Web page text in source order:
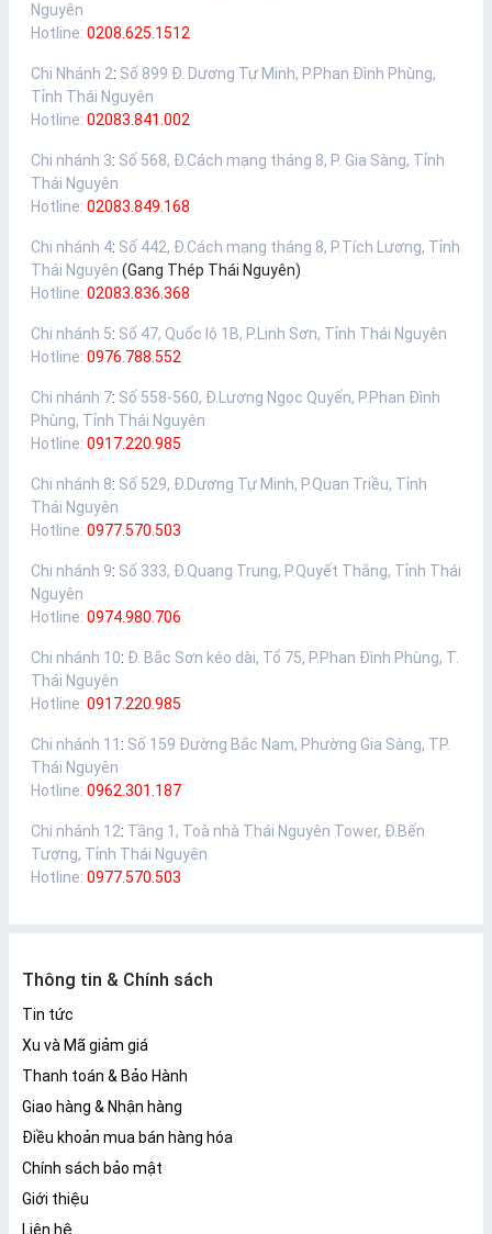
Nguyên
Hotline: 0208.625.1512
Chi Nhánh 2: Số 899 Đ. Dương Tự Minh, P.Phan Đình Phùng,
Tỉnh Thái Nguyên
Hotline: 02083.841.002
Chi nhánh 3: Số 568, Đ.Cách mạng tháng 8, P. Gia Sàng, Tỉnh
Thái Nguyên
Hotline: 02083.849.168
Chi nhánh 4: Số 442, Đ.Cách mạng tháng 8, P.Tích Lương, Tỉnh
Thái Nguyên (Gang Thép Thái Nguyên)
Hotline: 02083.836.368
Chi nhánh 5: Số 47, Quốc lộ 1B, P.Linh Sơn, Tỉnh Thái Nguyên
Hotline: 0976.788.552
Chi nhánh 7: Số 558-560, Đ.Lương Ngọc Quyến, P.Phan Đình
Phùng, Tỉnh Thái Nguyên
Hotline: 0917.220.985
Chi nhánh 8: Số 529, Đ.Dương Tự Minh, P.Quan Triều, Tỉnh
Thái Nguyên
Hotline: 0977.570.503
Chi nhánh 9: Số 333, Đ.Quang Trung, P.Quyết Thắng, Tỉnh Thái
Nguyên
Hotline: 0974.980.706
Chi nhánh 10: Đ. Bắc Sơn kéo dài, Tổ 75, P.Phan Đình Phùng, T.
Thái Nguyên
Hotline: 0917.220.985
Chi nhánh 11 : Số 159 Đường Bắc Nam, Phường Gia Sàng, TP.
Thái Nguyên
Hotline: 0962.301.187
Chi nhánh 12: Tầng 1, Toà nhà Thái Nguyên Tower, Đ.Bến
Tượng, Tỉnh Thái Nguyên
Hotline: 0977.570.503
Thông tin & Chính sách
Tin tức
Xu và Mã giảm giá
Thanh toán & Bảo Hành
Giao hàng & Nhận hàng
Điều khoản mua bán hàng hóa
Chính sách bảo mật
Giới thiệu
Liên hệ